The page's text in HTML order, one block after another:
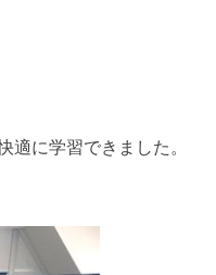
に学習できました。